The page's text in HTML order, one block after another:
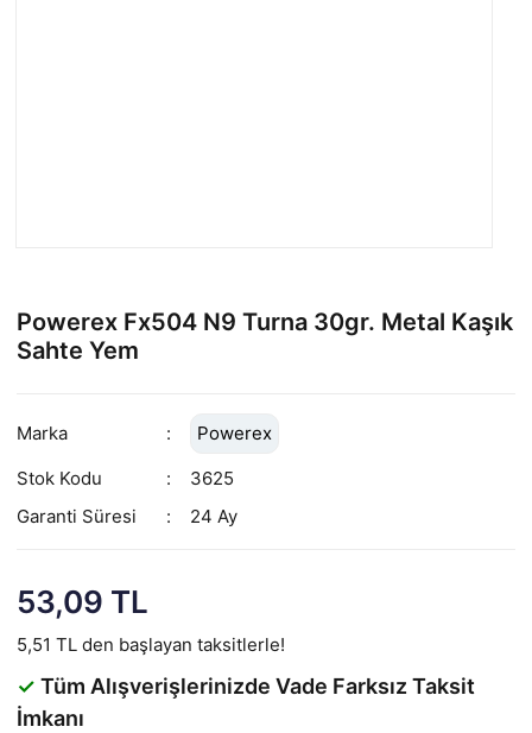
Powerex Fx504 N9 Turna 30gr. Metal Kaşık
Sahte Yem
Marka
Powerex
Stok Kodu
3625
Garanti Süresi
24 Ay
53,09 TL
5,51 TL den başlayan taksitlerle!
✓ Tüm Alışverişlerinizde Vade Farksız Taksit
İmkanı